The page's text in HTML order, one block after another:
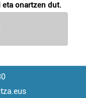
eta onartzen dut.